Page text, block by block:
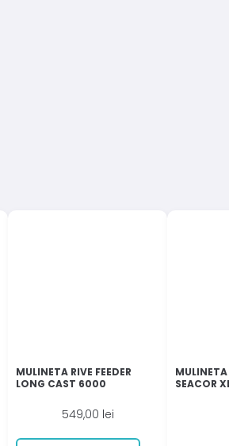
MULINETA RIVE FEEDER
LONG CAST 6000
549,00 lei
SEACOR